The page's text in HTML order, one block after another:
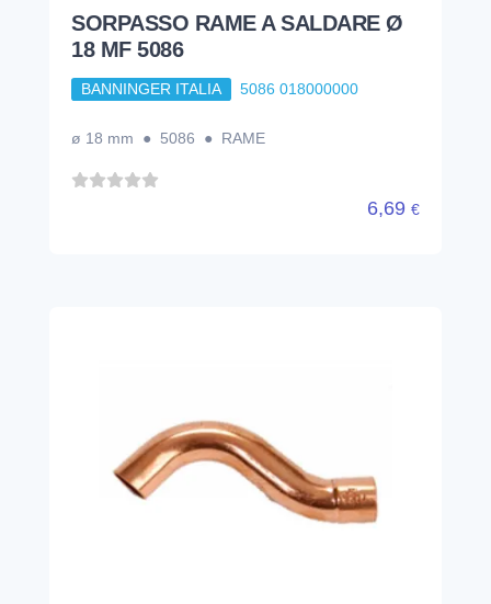
SORPASSO RAME A SALDARE Ø
18 MF 5086
BANNINGER ITALIA 5086 018000000
ø 18 mm ● 5086 ● RAME
6,69 €